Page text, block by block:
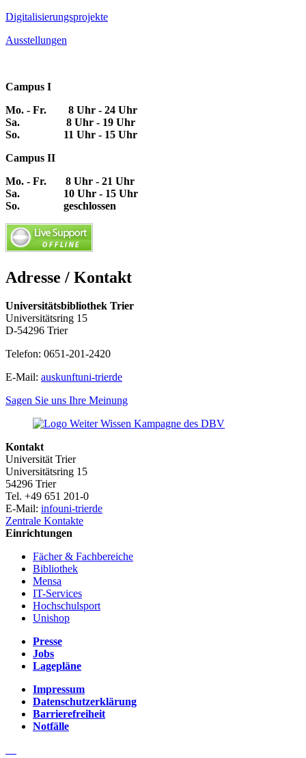
Digitalisierungsprojekte
Ausstellungen
Campus I
Mo. - Fr. 8 Uhr - 24 Uhr
Sa. 8 Uhr - 19 Uhr
So. 11 Uhr - 15 Uhr
Campus II
Mo. - Fr. 8 Uhr - 21 Uhr
Sa. 10 Uhr - 15 Uhr
So. geschlossen
Adresse / Kontakt
Universitätsbibliothek Trier
Universitätsring 15
D-54296 Trier
Telefon: 0651-201-2420
E-Mail: auskunftuni-trierde
Sagen Sie uns Ihre Meinung
Kontakt
Universität Trier
Universitätsring 15
54296 Trier
Tel. +49 651 201-0
E-Mail: infouni-trierde
Zentrale Kontakte
Einrichtungen
Fächer & Fachbereiche
Bibliothek
Mensa
IT-Services
Hochschulsport
Unishop
Presse
Jobs
Lagepläne
Impressum
Datenschutzerklärung
Barrierefreiheit
Notfälle